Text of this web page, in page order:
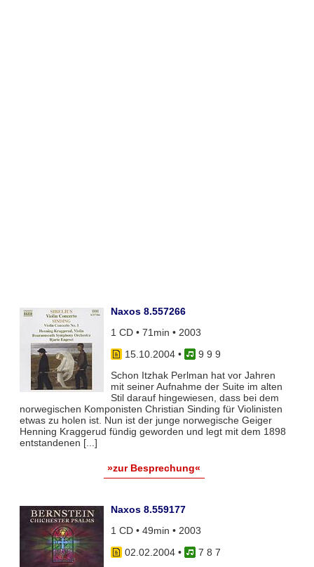
Naxos 8.557266
1 CD • 71min • 2003
15.10.2004•
9 9 9
Schon Itzhak Perlman hat vor Jahren
mit seiner Aufnahme der Suite im alten
Stil darauf hingewiesen, dass bei dem
norwegischen Komponisten Christian Sinding für Violinisten
etwas zu holen ist. Nun ist der junge norwegische Geiger
Henning Kraggerud fündig geworden und legt mit dem 1898
entstandenen [...]
»zur Besprechung«
Naxos 8.559177
1 CD • 49min • 2003
02.02.2004•
7 8 7